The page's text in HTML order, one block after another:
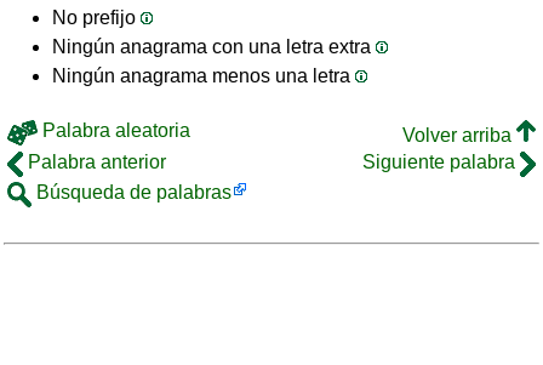
No prefijo
Ningún anagrama con una letra extra
Ningún anagrama menos una letra
Palabra aleatoria
Volver arriba
Palabra anterior
Siguiente palabra
Búsqueda de palabras